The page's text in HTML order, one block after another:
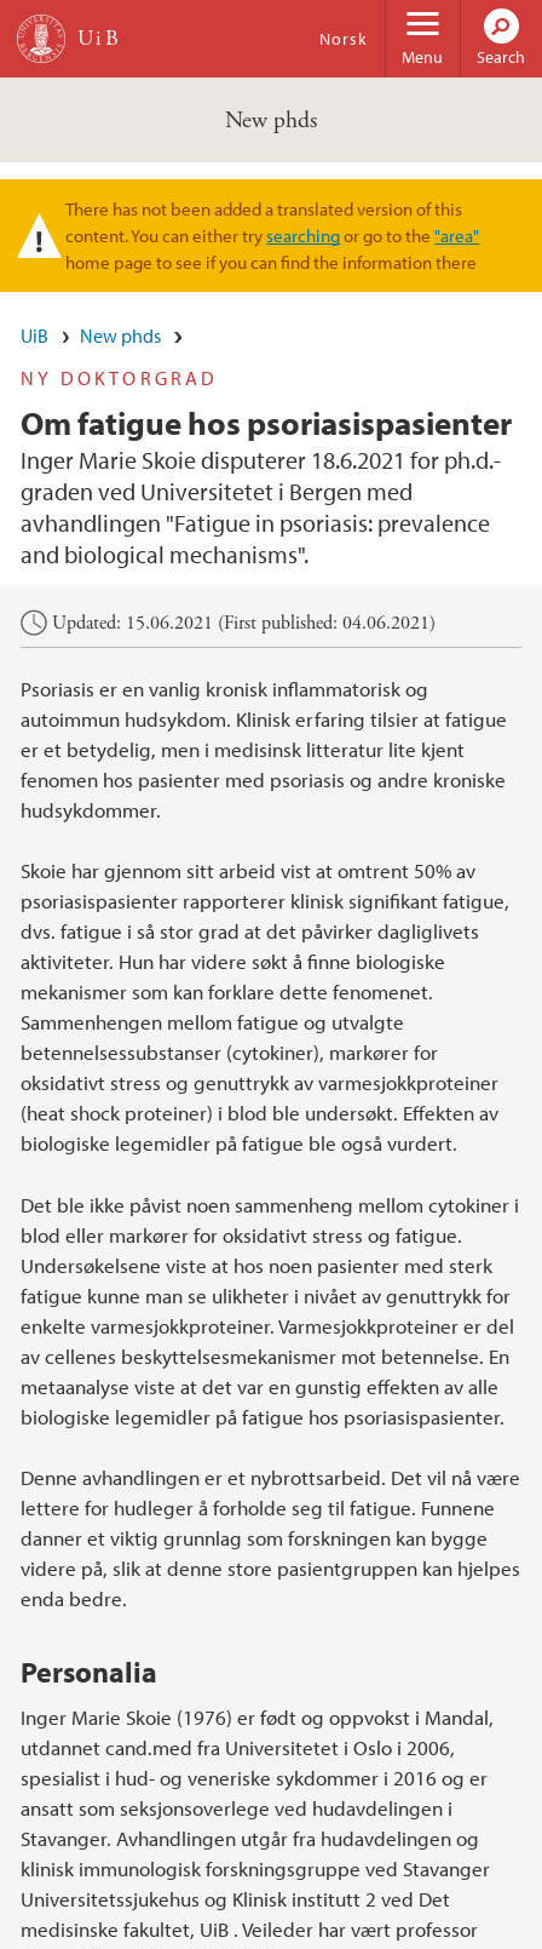
Skip to main content
Menu
Norsk
Search
New phds
Warning message
There has not been added a translated version of this
content. You can either trysearchingor go to the"area"
home page to see if you can find the information there
UiB
New phds
NY DOKTORGRAD
Om fatigue hos psoriasispasienter
Inger Marie Skoie disputerer 18.6.2021 for ph.d.-
graden ved Universitetet i Bergen med
avhandlingen "Fatigue in psoriasis: prevalence
and biological mechanisms".
Main content
Updated: 15.06.2021 (First published: 04.06.2021)
Psoriasis er en vanlig kronisk inflammatorisk og
autoimmun hudsykdom. Klinisk erfaring tilsier at fatigue
er et betydelig, men i medisinsk litteratur lite kjent
fenomen hos pasienter med psoriasis og andre kroniske
hudsykdommer.
Skoie har gjennom sitt arbeid vist at omtrent 50% av
psoriasispasienter rapporterer klinisk signifikant fatigue,
dvs. fatigue i så stor grad at det påvirker dagliglivets
aktiviteter. Hun har videre søkt å finne biologiske
mekanismer som kan forklare dette fenomenet.
Sammenhengen mellom fatigue og utvalgte
betennelsessubstanser (cytokiner), markører for
oksidativt stress og genuttrykk av varmesjokkproteiner
(heat shock proteiner) i blod ble undersøkt. Effekten av
biologiske legemidler på fatigue ble også vurdert.
Det ble ikke påvist noen sammenheng mellom cytokiner i
blod eller markører for oksidativt stress og fatigue.
Undersøkelsene viste at hos noen pasienter med sterk
fatigue kunne man se ulikheter i nivået av genuttrykk for
enkelte varmesjokkproteiner. Varmesjokkproteiner er del
av cellenes beskyttelsesmekanismer mot betennelse. En
metaanalyse viste at det var en gunstig effekten av alle
biologiske legemidler på fatigue hos psoriasispasienter.
Denne avhandlingen er et nybrottsarbeid. Det vil nå være
lettere for hudleger å forholde seg til fatigue. Funnene
danner et viktig grunnlag som forskningen kan bygge
videre på, slik at denne store pasientgruppen kan hjelpes
enda bedre.
Personalia
Inger Marie Skoie (1976) er født og oppvokst i Mandal,
utdannet cand.med fra Universitetet i Oslo i 2006,
spesialist i hud- og veneriske sykdommer i 2016 og er
ansatt som seksjonsoverlege ved hudavdelingen i
Stavanger. Avhandlingen utgår fra hudavdelingen og
klinisk immunologisk forskningsgruppe ved Stavanger
Universitetssjukehus og Klinisk institutt 2 ved Det
medisinske fakultet, UiB . Veileder har vært professor